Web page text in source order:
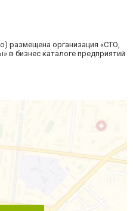
размещена организация «СТО,
в бизнес каталоге предприятий